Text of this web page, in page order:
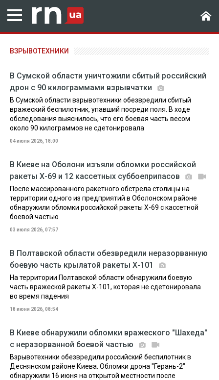
ВЗРЫВОТЕХНИКИ
В Сумской области уничтожили сбитый российский
дрон с 90 килограммами взрывчатки
В Сумской области взрывотехники обезвредили сбитый
вражеский беспилотник, упавший посреди поля. В ходе
обследования выяснилось, что его боевая часть весом
около 90 килограммов не сдетонировала
04 июля 2026, 18:00
В Киеве на Оболони изъяли обломки российской
ракеты Х-69 и 12 кассетных суббоеприпасов
После массированного ракетного обстрела столицы на
территории одного из предприятий в Оболонском районе
обнаружили обломки российской ракеты Х-69 с кассетной
боевой частью
03 июля 2026, 07:57
В Полтавской области обезвредили неразорванную
боевую часть крылатой ракеты Х-101
На территории Полтавской области обнаружили боевую
часть вражеской ракеты Х-101, которая не сдетонировала
во время падения
18 июня 2026, 08:54
В Киеве обнаружили обломки вражеского "Шахеда"
с неразорванной боевой частью
Взрывотехники обезвредили российский беспилотник в
Деснянском районе Киева. Обломки дрона "Герань-2"
обнаружили 16 июня на открытой местности после